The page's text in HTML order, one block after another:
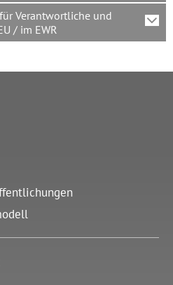
Verantwortliche und
/ im EWR